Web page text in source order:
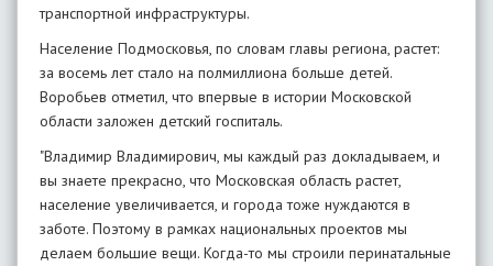
транспортной инфраструктуры.
Население Подмосковья, по словам главы региона, растет:
за восемь лет стало на полмиллиона больше детей.
Воробьев отметил, что впервые в истории Московской
области заложен детский госпиталь.
"Владимир Владимирович, мы каждый раз докладываем, и
вы знаете прекрасно, что Московская область растет,
население увеличивается, и города тоже нуждаются в
заботе. Поэтому в рамках национальных проектов мы
делаем большие вещи. Когда-то мы строили перинатальные